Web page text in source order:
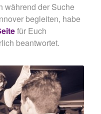
während der Suche
begleiten, habe
für Euch
beantwortet.